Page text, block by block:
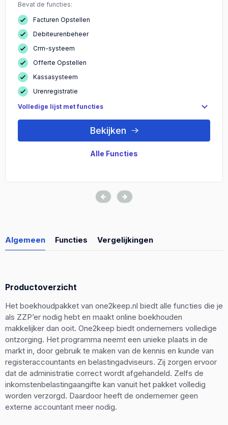
Bevat de functies:
Facturen Opstellen
Debiteurenbeheer
Crm-systeem
Offerte Opstellen
Kassasysteem
Urenregistratie
Volledige lijst met functies
Bekijken
Alle Functies
Algemeen Functies Vergelijkingen
Productoverzicht
Het boekhoudpakket van one2keep.nl biedt alle functies die je
als ZZP’er nodig hebt en maakt online boekhouden
makkelijker dan ooit. One2keep biedt ondernemers volledige
ontzorging. Het programma neemt een unieke plaats in de
markt in, door gebruik te maken van de kennis en kunde van
registeraccountants en belastingadviseurs. Zij zorgen ervoor
dat de administratie correct wordt afgehandeld. Zelfs de
inkomstenbelastingaangifte kan vanuit het pakket volledig
worden verzorgd. Daardoor heeft de ondernemer geen
externe accountant meer nodig.